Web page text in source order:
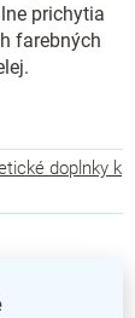
prichytia
farebných
doplnky k